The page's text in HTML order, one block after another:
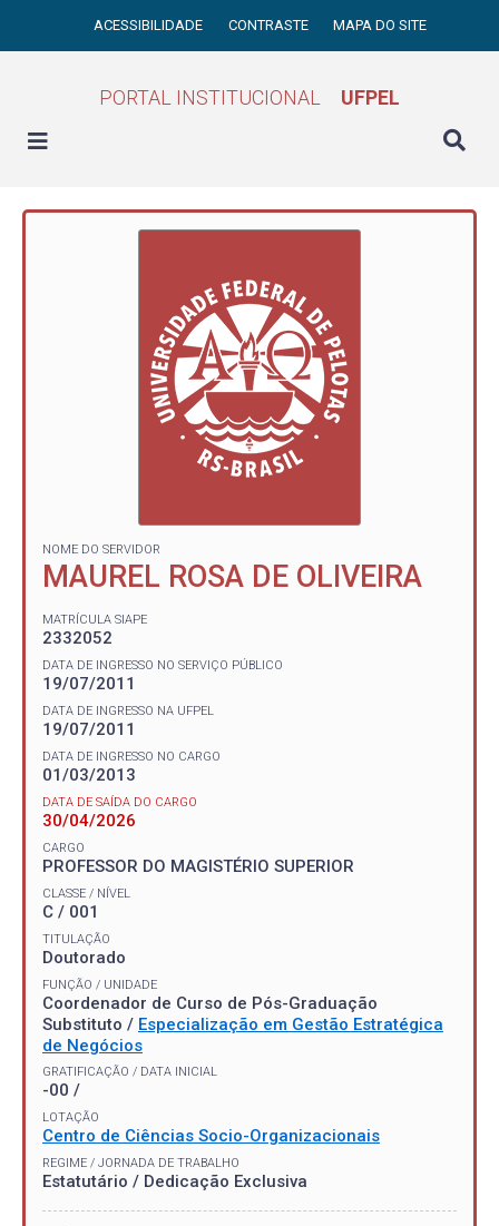
ACESSIBILIDADE CONTRASTE MAPA DO SITE
PORTAL INSTITUCIONAL UFPEL
NOME DO SERVIDOR
MAUREL ROSA DE OLIVEIRA
MATRÍCULA SIAPE
2332052
DATA DE INGRESSO NO SERVIÇO PÚBLICO
19/07/2011
DATA DE INGRESSO NA UFPEL
19/07/2011
DATA DE INGRESSO NO CARGO
01/03/2013
DATA DE SAÍDA DO CARGO
30/04/2026
CARGO
PROFESSOR DO MAGISTÉRIO SUPERIOR
CLASSE / NÍVEL
C / 001
TITULAÇÃO
Doutorado
FUNÇÃO / UNIDADE
Coordenador de Curso de Pós-Graduação
Substituto / Especialização em Gestão Estratégica
de Negócios
GRATIFICAÇÃO / DATA INICIAL
-00 /
LOTAÇÃO
Centro de Ciências Socio-Organizacionais
REGIME / JORNADA DE TRABALHO
Estatutário / Dedicação Exclusiva